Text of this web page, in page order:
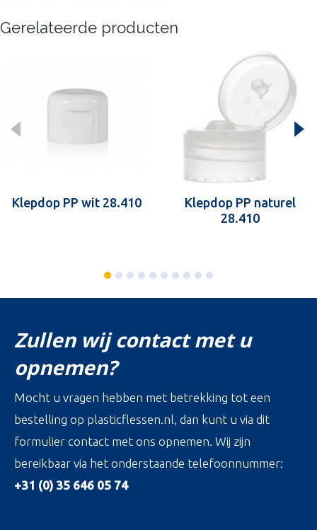
Gerelateerde producten
Klepdop PP wit 28.410
Klepdop PP naturel
28.410
Zullen wij contact met u
opnemen?
Mocht u vragen hebben met betrekking tot een
bestelling op plasticflessen.nl, dan kunt u via dit
formulier contact met ons opnemen. Wij zijn
bereikbaar via het onderstaande telefoonnummer:
+31 (0) 35 646 05 74